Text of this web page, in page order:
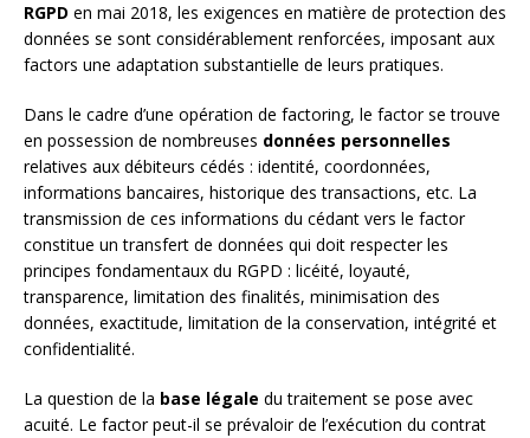
RGPD en mai 2018, les exigences en matière de protection des
données se sont considérablement renforcées, imposant aux
factors une adaptation substantielle de leurs pratiques.
Dans le cadre d’une opération de factoring, le factor se trouve
en possession de nombreuses données personnelles
relatives aux débiteurs cédés : identité, coordonnées,
informations bancaires, historique des transactions, etc. La
transmission de ces informations du cédant vers le factor
constitue un transfert de données qui doit respecter les
principes fondamentaux du RGPD : licéité, loyauté,
transparence, limitation des finalités, minimisation des
données, exactitude, limitation de la conservation, intégrité et
confidentialité.
La question de la base légale du traitement se pose avec
acuité. Le factor peut-il se prévaloir de l’exécution du contrat